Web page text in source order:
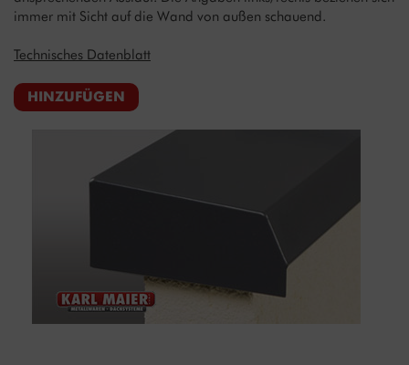
immer mit Sicht auf die Wand von außen schauend.
Technisches Datenblatt
HINZUFÜGEN